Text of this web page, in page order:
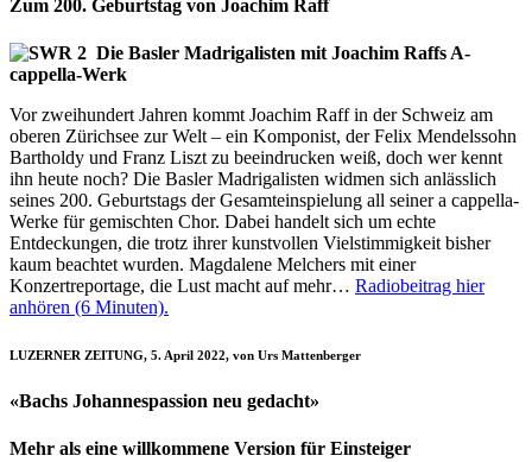
Zum 200. Geburtstag von Joachim Raff
Die Basler Madrigalisten mit Joachim Raffs A-
cappella-Werk
Vor zweihundert Jahren kommt Joachim Raff in der Schweiz am
oberen Zürichsee zur Welt – ein Komponist, der Felix Mendelssohn
Bartholdy und Franz Liszt zu beeindrucken weiß, doch wer kennt
ihn heute noch? Die Basler Madrigalisten widmen sich anlässlich
seines 200. Geburtstags der Gesamteinspielung all seiner a cappella-
Werke für gemischten Chor. Dabei handelt sich um echte
Entdeckungen, die trotz ihrer kunstvollen Vielstimmigkeit bisher
kaum beachtet wurden. Magdalene Melchers mit einer
Konzertreportage, die Lust macht auf mehr… Radiobeitrag hier
anhören (6 Minuten).
LUZERNER ZEITUNG, 5. April 2022, von Urs Mattenberger
«Bachs Johannespassion neu gedacht»
Mehr als eine willkommene Version für Einsteiger